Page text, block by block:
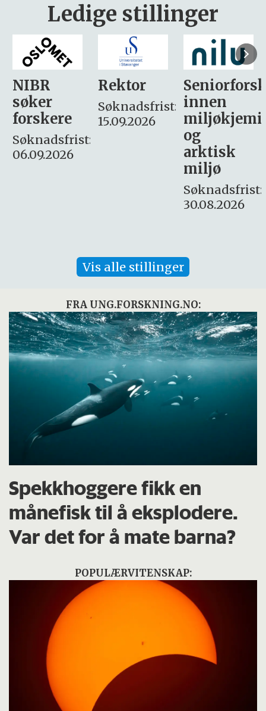
Ledige stillinger
Rektor
Søknadsfrist:
15.09.2026
Seniorforsker
innen
miljøkjemi
søker
– fast
Søknadsfrist:
16. august.
Vis alle stillinger
FRA UNG.FORSKNING.NO:
Spekkhoggere fikk en
månefisk til å eksplodere.
Var det for å mate barna?
POPULÆRVITENSKAP: